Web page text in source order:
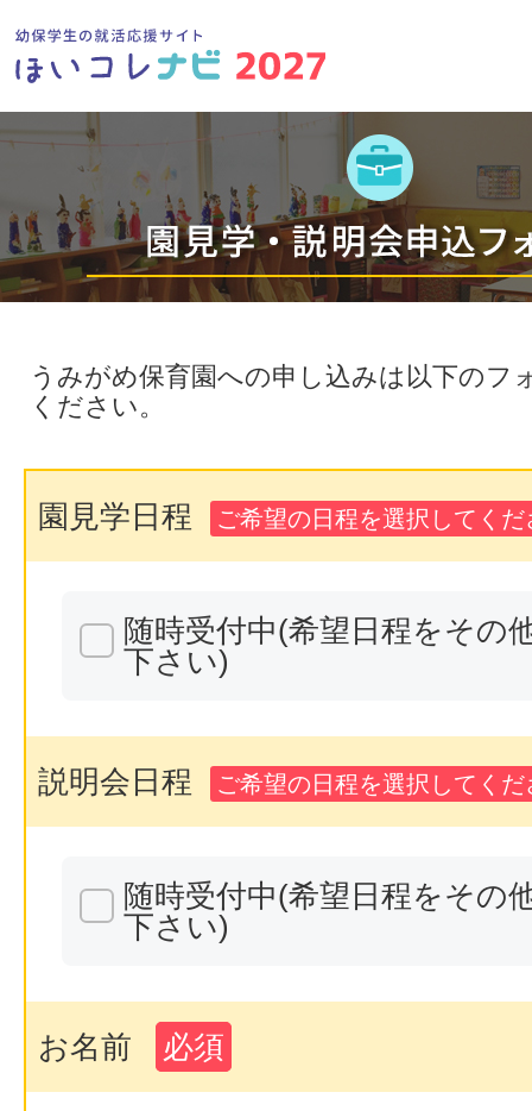
うみがめ保育園への申し込みは以下のフ
ください。
園見学日程 ご希望の日程を選択してく
随時受付中(希望日程をその
下さい)
説明会日程 ご希望の日程を選択してく
随時受付中(希望日程をその
下さい)
お名前 必須